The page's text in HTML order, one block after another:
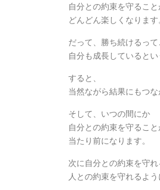
自分との約束を守るこ
どんどん楽しくなります
だって、勝ち続けるっ
自分も成長しているとい
すると、
当然ながら結果にもつな
そして、いつの間にか
自分との約束を守るこ
当たり前になります。
次に自分との約束を守
人との約束を守れるよう